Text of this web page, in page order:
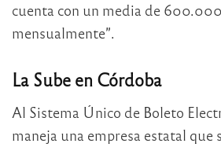
cuenta con un media de
mensualmente”.
La Sube en Córdoba
Al Sistema Único de Boleto
maneja una empresa estatal que